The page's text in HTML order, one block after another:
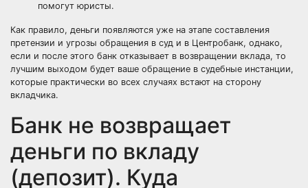
помогут юристы.
Как правило, деньги появляются уже на этапе составления
претензии и угрозы обращения в суд и в Центробанк, однако,
если и после этого банк отказывает в возвращении вклада, то
лучшим выходом будет ваше обращение в судебные инстанции,
которые практически во всех случаях встают на сторону
вкладчика.
Банк не возвращает
деньги по вкладу
(депозит). Куда